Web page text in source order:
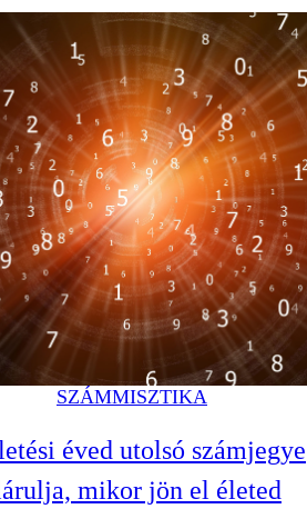
SZÁMMISZTIKA
éved utolsó számjegye
mikor jön el életed